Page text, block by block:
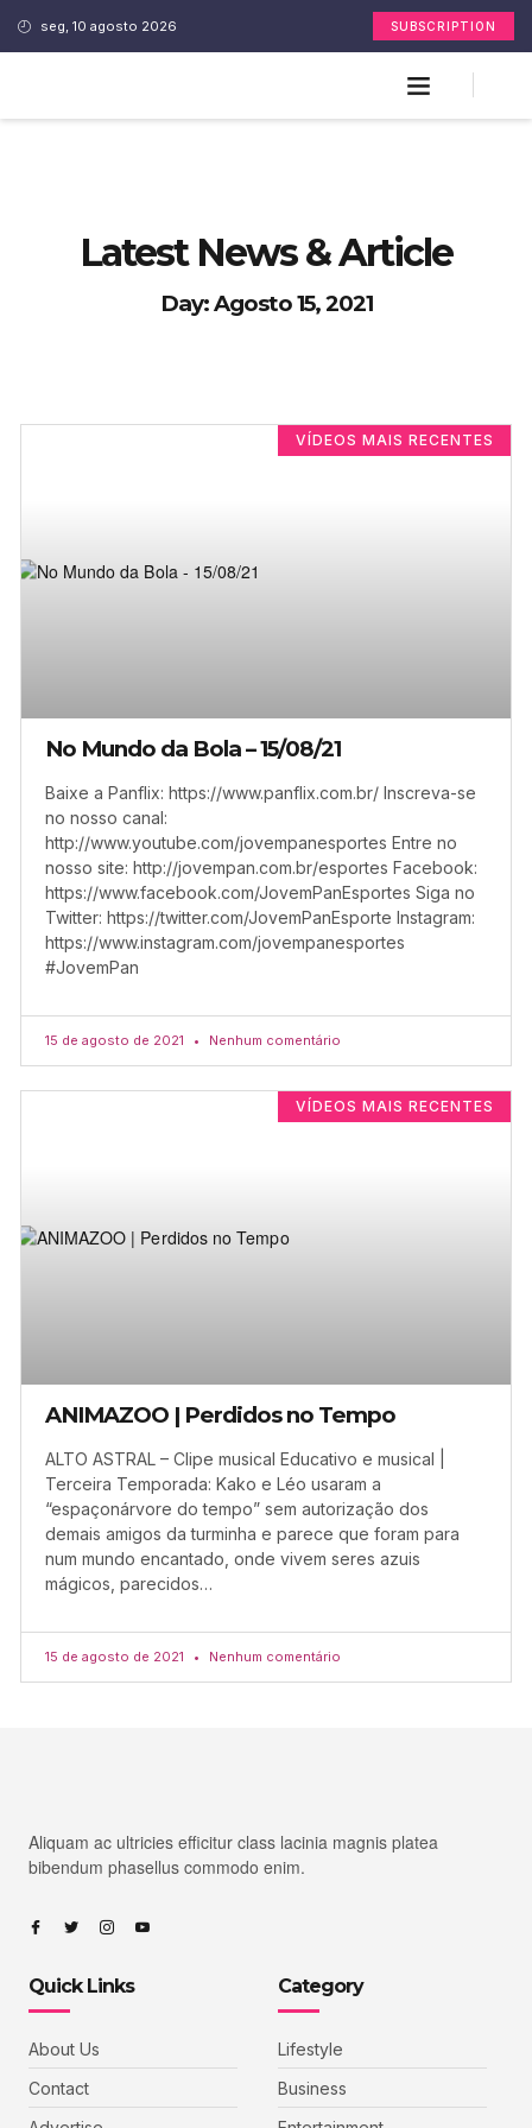
seg, 10 agosto 2026 SUBSCRIPTION
Latest News & Article
Day: Agosto 15, 2021
VÍDEOS MAIS RECENTES
No Mundo da Bola – 15/08/21
Baixe a Panflix: https://www.panflix.com.br/ Inscreva-se
no nosso canal:
http://www.youtube.com/jovempanesportes Entre no
nosso site: http://jovempan.com.br/esportes Facebook:
https://www.facebook.com/JovemPanEsportes Siga no
Twitter: https://twitter.com/JovemPanEsporte Instagram:
https://www.instagram.com/jovempanesportes
#JovemPan
15 de agosto de 2021 Nenhum comentário
VÍDEOS MAIS RECENTES
ANIMAZOO | Perdidos no Tempo
ALTO ASTRAL – Clipe musical Educativo e musical |
Terceira Temporada: Kako e Léo usaram a
“espaçonárvore do tempo” sem autorização dos
demais amigos da turminha e parece que foram para
num mundo encantado, onde vivem seres azuis
mágicos, parecidos…
15 de agosto de 2021 Nenhum comentário
Aliquam ac ultricies efficitur class lacinia magnis platea
bibendum phasellus commodo enim.
Quick Links
About Us
Contact
Category
Lifestyle
Business